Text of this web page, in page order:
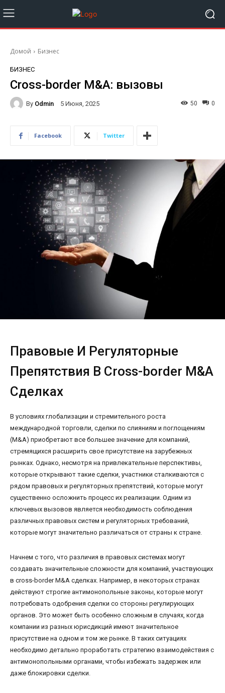
Домой Бизнес
БИЗНЕС
Cross-border M&A: вызовы
By Odmin 5 Июня, 2025 0
50
Facebook Twitter
Правовые И Регуляторные
Препятствия В Cross-border M&A
Сделках
В условиях глобализации и стремительного роста
международной торговли, сделки по слияниям и поглощениям
(M&A) приобретают все большее значение для компаний,
стремящихся расширить свое присутствие на зарубежных
рынках. Однако, несмотря на привлекательные перспективы,
которые открывают такие сделки, участники сталкиваются с
рядом правовых и регуляторных препятствий, которые могут
существенно осложнить процесс их реализации. Одним из
ключевых вызовов является необходимость соблюдения
различных правовых систем и регуляторных требований,
которые могут значительно различаться от страны к стране.
Начнем с того, что различия в правовых системах могут
создавать значительные сложности для компаний, участвующих
в cross-border M&A сделках. Например, в некоторых странах
действуют строгие антимонопольные законы, которые могут
потребовать одобрения сделки со стороны регулирующих
органов. Это может быть особенно сложным в случаях, когда
компании из разных юрисдикций имеют значительное
присутствие на одном и том же рынке. В таких ситуациях
необходимо детально проработать стратегию взаимодействия с
антимонопольными органами, чтобы избежать задержек или
даже блокировки сделки.